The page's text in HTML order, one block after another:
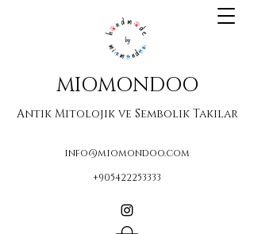
MIOMONDOO
Antik Mitolojik ve Sembolik Takılar
info@miomondoo.com
+905422253333